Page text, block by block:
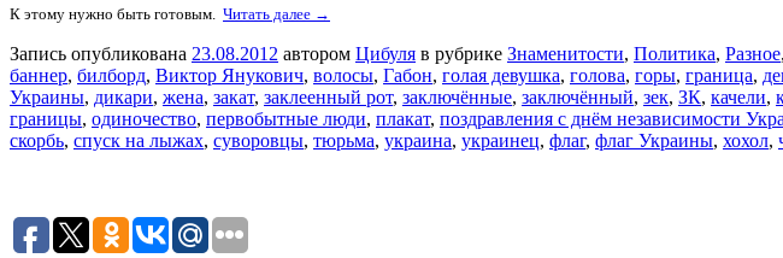
К этому нужно быть готовым. Читать далее →
Запись опубликована 23.08.2012 автором Цибуля в рубрике Знаменитости, Политика, Разное,
баннер, билборд, Виктор Янукович, волосы, Габон, голая девушка, голова, горы, граница,
Украины, дикари, жена, закат, заклеенный рот, заключённые, заключённый, зек, ЗК, качели,
границы, одиночество, первобытные люди, плакат, поздравления с днём независимости
скорбь, спуск на лыжах, суворовцы, тюрьма, украина, украинец, флаг, флаг Украины, хохол,